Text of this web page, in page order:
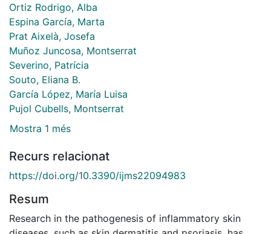
Ortiz Rodrigo, Alba
Espina García, Marta
Prat Aixelà, Josefa
Muñoz Juncosa, Montserrat
Severino, Patrícia
Souto, Eliana B.
García López, María Luisa
Pujol Cubells, Montserrat
Mostra 1 més
Recurs relacionat
https://doi.org/10.3390/ijms22094983
Resum
Research in the pathogenesis of inflammatory skin